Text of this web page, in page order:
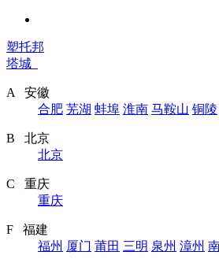
塑托邦
塔城
A 安徽
合肥 芜湖 蚌埠 淮南 马鞍山 铜陵
B 北京
北京
C 重庆
重庆
F 福建
福州 厦门 莆田 三明 泉州 漳州